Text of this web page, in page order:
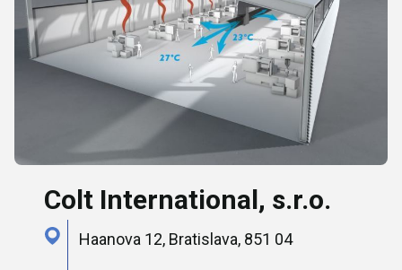
Colt International, s.r.o.
Haanova 12, Bratislava, 851 04